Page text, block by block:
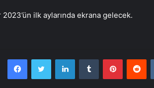
ilk aylarında ekrana gelecek.
FacebookTwitter LinkedInTumblr Pinterest